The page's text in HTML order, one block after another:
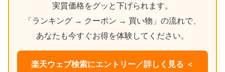
実質価格をグッと下げられます。
「ランキング → クーポン → 買い物」の流れで、
あなたも今すぐお得を体験してください。
楽天ウェブ検索にエントリー／詳しく見る ＜